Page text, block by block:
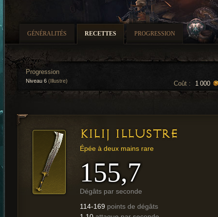
GÉNÉRALITÉS RECETTES PROGRESSION
Coût : 1 000
Progression
Niveau 6 (Illustre)
KILIJ ILLUSTRE
Épée à deux mains rare
155,7
Dégâts par seconde
114-169 points de dégâts